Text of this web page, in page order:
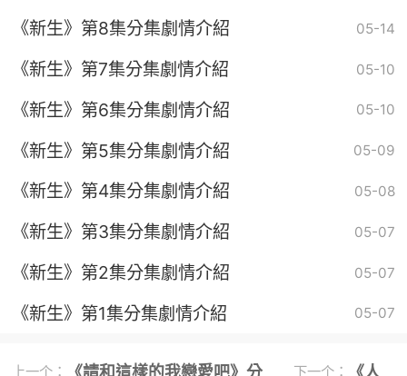
《新生》第8集分集劇情介紹 05-14
《新生》第7集分集劇情介紹 05-10
《新生》第6集分集劇情介紹 05-10
《新生》第5集分集劇情介紹 05-09
《新生》第4集分集劇情介紹 05-08
《新生》第3集分集劇情介紹 05-07
《新生》第2集分集劇情介紹 05-07
《新生》第1集分集劇情介紹 05-07
上一个： 《請和這樣的我戀愛吧》分 下一个： 《人